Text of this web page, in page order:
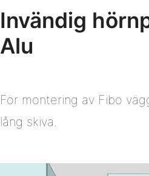
Invändig
Alu
För montering av Fibo
lång skiva.